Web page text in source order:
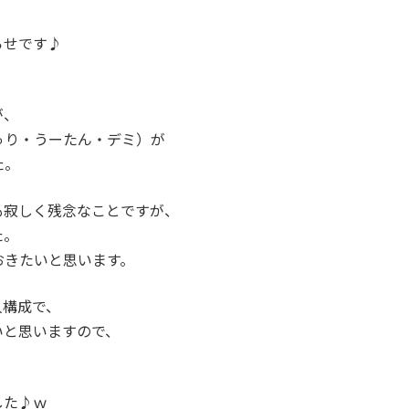
せです♪
・うーたん・デミ）が
しく残念なことですが、
たいと思います。
成で、
思いますので、
た♪ｗ